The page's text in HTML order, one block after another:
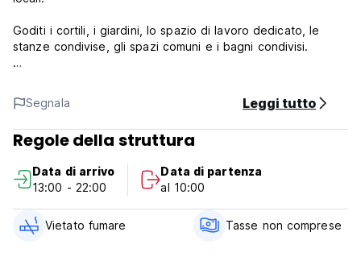
Goditi i cortili, i giardini, lo spazio di lavoro dedicato, le
stanze condivise, gli spazi comuni e i bagni condivisi.
Politica di cancellazione: 24 ore prima dell'arrivo. In caso di
cancellazione tardiva o di mancato arrivo verrà addebitata
la prima notte del soggiorno.
Check in dalle 10:00 - Siamo flessibili sugli orari di arrivo.
Check-out fino alle 14:00. Dopo tale orario verrà addebitato
un giorno in più.
Pagamento all'arrivo in contanti, Bonifico bancario.
Segnala Leggi tutto
Regole della struttura
Data di arrivo
13:00 - 22:00
Data di partenza
al 10:00
Vietato fumare Tasse non comprese